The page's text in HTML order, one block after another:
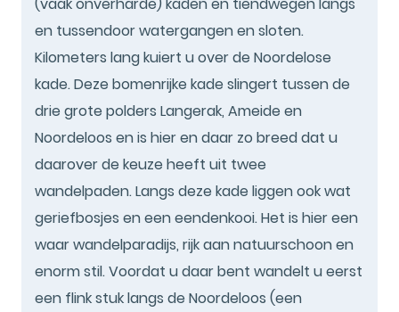
(vaak onverharde) kaden en tiendwegen langs
en tussendoor watergangen en sloten.
Kilometers lang kuiert u over de Noordelose
kade. Deze bomenrijke kade slingert tussen de
drie grote polders Langerak, Ameide en
Noordeloos en is hier en daar zo breed dat u
daarover de keuze heeft uit twee
wandelpaden. Langs deze kade liggen ook wat
geriefbosjes en een eendenkooi. Het is hier een
waar wandelparadijs, rijk aan natuurschoon en
enorm stil. Voordat u daar bent wandelt u eerst
een flink stuk langs de Noordeloos (een